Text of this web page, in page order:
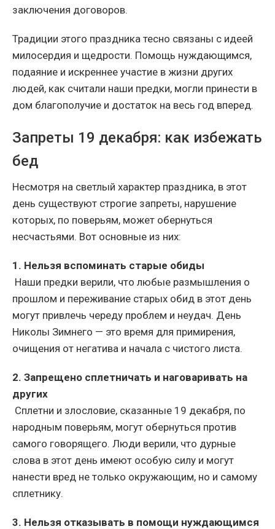
заключения договоров.
Традиции этого праздника тесно связаны с идеей
милосердия и щедрости. Помощь нуждающимся,
подаяние и искреннее участие в жизни других
людей, как считали наши предки, могли принести в
дом благополучие и достаток на весь год вперед.
Запреты 19 декабря: как избежать
бед
Несмотря на светлый характер праздника, в этот
день существуют строгие запреты, нарушение
которых, по поверьям, может обернуться
несчастьями. Вот основные из них:
1. Нельзя вспоминать старые обиды
Наши предки верили, что любые размышления о
прошлом и переживание старых обид в этот день
могут привлечь череду проблем и неудач. День
Николы Зимнего — это время для примирения,
очищения от негатива и начала с чистого листа.
2. Запрещено сплетничать и наговаривать на
других
Сплетни и злословие, сказанные 19 декабря, по
народным поверьям, могут обернуться против
самого говорящего. Люди верили, что дурные
слова в этот день имеют особую силу и могут
нанести вред не только окружающим, но и самому
сплетнику.
3. Нельзя отказывать в помощи нуждающимся